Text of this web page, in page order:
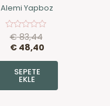
Alemi Yapboz
üzerinden
€83,44
€48,40
SEPETE
EKLE